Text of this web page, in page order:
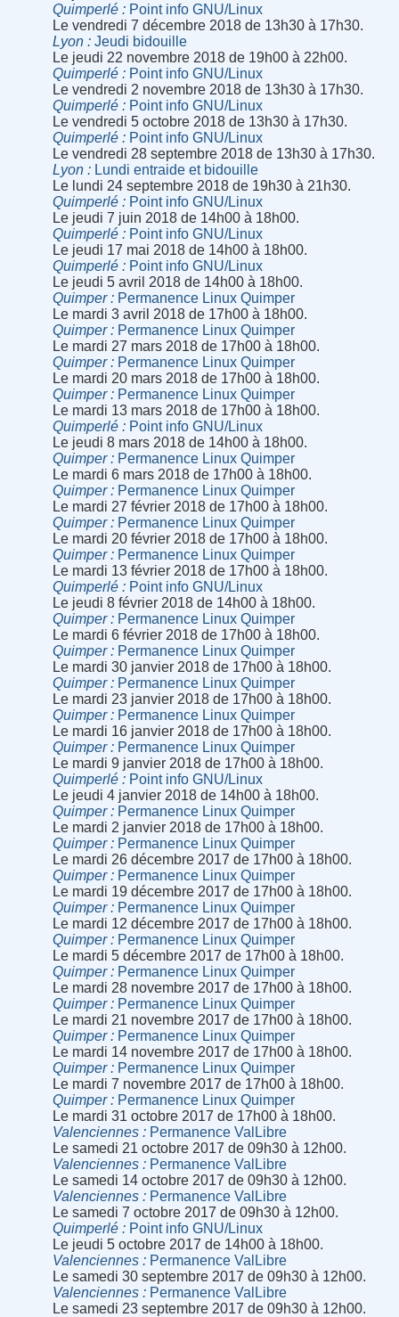
Quimperlé
Point info GNU/Linux
Le vendredi 7 décembre 2018 de 13h30 à 17h30.
Lyon
Jeudi bidouille
Le jeudi 22 novembre 2018 de 19h00 à 22h00.
Quimperlé
Point info GNU/Linux
Le vendredi 2 novembre 2018 de 13h30 à 17h30.
Quimperlé
Point info GNU/Linux
Le vendredi 5 octobre 2018 de 13h30 à 17h30.
Quimperlé
Point info GNU/Linux
Le vendredi 28 septembre 2018 de 13h30 à 17h30.
Lyon
Lundi entraide et bidouille
Le lundi 24 septembre 2018 de 19h30 à 21h30.
Quimperlé
Point info GNU/Linux
Le jeudi 7 juin 2018 de 14h00 à 18h00.
Quimperlé
Point info GNU/Linux
Le jeudi 17 mai 2018 de 14h00 à 18h00.
Quimperlé
Point info GNU/Linux
Le jeudi 5 avril 2018 de 14h00 à 18h00.
Quimper
Permanence Linux Quimper
Le mardi 3 avril 2018 de 17h00 à 18h00.
Quimper
Permanence Linux Quimper
Le mardi 27 mars 2018 de 17h00 à 18h00.
Quimper
Permanence Linux Quimper
Le mardi 20 mars 2018 de 17h00 à 18h00.
Quimper
Permanence Linux Quimper
Le mardi 13 mars 2018 de 17h00 à 18h00.
Quimperlé
Point info GNU/Linux
Le jeudi 8 mars 2018 de 14h00 à 18h00.
Quimper
Permanence Linux Quimper
Le mardi 6 mars 2018 de 17h00 à 18h00.
Quimper
Permanence Linux Quimper
Le mardi 27 février 2018 de 17h00 à 18h00.
Quimper
Permanence Linux Quimper
Le mardi 20 février 2018 de 17h00 à 18h00.
Quimper
Permanence Linux Quimper
Le mardi 13 février 2018 de 17h00 à 18h00.
Quimperlé
Point info GNU/Linux
Le jeudi 8 février 2018 de 14h00 à 18h00.
Quimper
Permanence Linux Quimper
Le mardi 6 février 2018 de 17h00 à 18h00.
Quimper
Permanence Linux Quimper
Le mardi 30 janvier 2018 de 17h00 à 18h00.
Quimper
Permanence Linux Quimper
Le mardi 23 janvier 2018 de 17h00 à 18h00.
Quimper
Permanence Linux Quimper
Le mardi 16 janvier 2018 de 17h00 à 18h00.
Quimper
Permanence Linux Quimper
Le mardi 9 janvier 2018 de 17h00 à 18h00.
Quimperlé
Point info GNU/Linux
Le jeudi 4 janvier 2018 de 14h00 à 18h00.
Quimper
Permanence Linux Quimper
Le mardi 2 janvier 2018 de 17h00 à 18h00.
Quimper
Permanence Linux Quimper
Le mardi 26 décembre 2017 de 17h00 à 18h00.
Quimper
Permanence Linux Quimper
Le mardi 19 décembre 2017 de 17h00 à 18h00.
Quimper
Permanence Linux Quimper
Le mardi 12 décembre 2017 de 17h00 à 18h00.
Quimper
Permanence Linux Quimper
Le mardi 5 décembre 2017 de 17h00 à 18h00.
Quimper
Permanence Linux Quimper
Le mardi 28 novembre 2017 de 17h00 à 18h00.
Quimper
Permanence Linux Quimper
Le mardi 21 novembre 2017 de 17h00 à 18h00.
Quimper
Permanence Linux Quimper
Le mardi 14 novembre 2017 de 17h00 à 18h00.
Quimper
Permanence Linux Quimper
Le mardi 7 novembre 2017 de 17h00 à 18h00.
Quimper
Permanence Linux Quimper
Le mardi 31 octobre 2017 de 17h00 à 18h00.
Valenciennes
Permanence ValLibre
Le samedi 21 octobre 2017 de 09h30 à 12h00.
Valenciennes
Permanence ValLibre
Le samedi 14 octobre 2017 de 09h30 à 12h00.
Valenciennes
Permanence ValLibre
Le samedi 7 octobre 2017 de 09h30 à 12h00.
Quimperlé
Point info GNU/Linux
Le jeudi 5 octobre 2017 de 14h00 à 18h00.
Valenciennes
Permanence ValLibre
Le samedi 30 septembre 2017 de 09h30 à 12h00.
Valenciennes
Permanence ValLibre
Le samedi 23 septembre 2017 de 09h30 à 12h00.